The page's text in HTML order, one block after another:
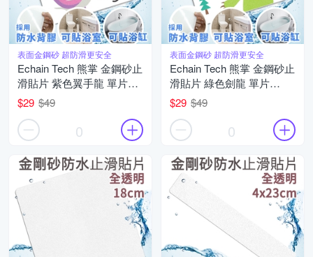
表面金鋼砂 超防滑更安全
Echain Tech 熊掌 金鋼砂止
滑貼片 紫色翼手龍 單片
(12x12公分/共16款可任選)
防滑貼片/浴室貼/磁磚貼/防
水止滑貼
$29 $49
0
表面金鋼砂 超防滑更安全
Echain Tech 熊掌 金鋼砂止
滑貼片 綠色劍龍 單片
(12x12公分/共16款可任選)
防滑貼片/浴室貼/磁磚貼/防
水止滑貼
$29 $49
0